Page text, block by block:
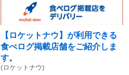
【ロケットナウ】が利用できる
食べログ掲載店舗をご紹介しま
す。
(ロケットナウ)